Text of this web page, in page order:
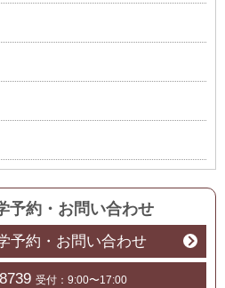
予約 ・ お問い合わせ
予約・お問い合わせ
受付：9:00〜17:00